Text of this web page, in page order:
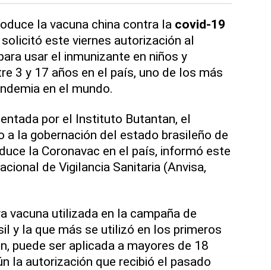
la vacuna china contra la covid-19
este viernes autorización al
usar el inmunizante en niños y
3 y 17 años en el país, uno de los más
en el mundo.
por el Instituto Butantan, el
a la gobernación del estado brasileño de
la Coronavac en el país, informó este
de Vigilancia Sanitaria (Anvisa,
vacuna utilizada en la campaña de
y la que más se utilizó en los primeros
puede ser aplicada a mayores de 18
la autorización que recibió el pasado